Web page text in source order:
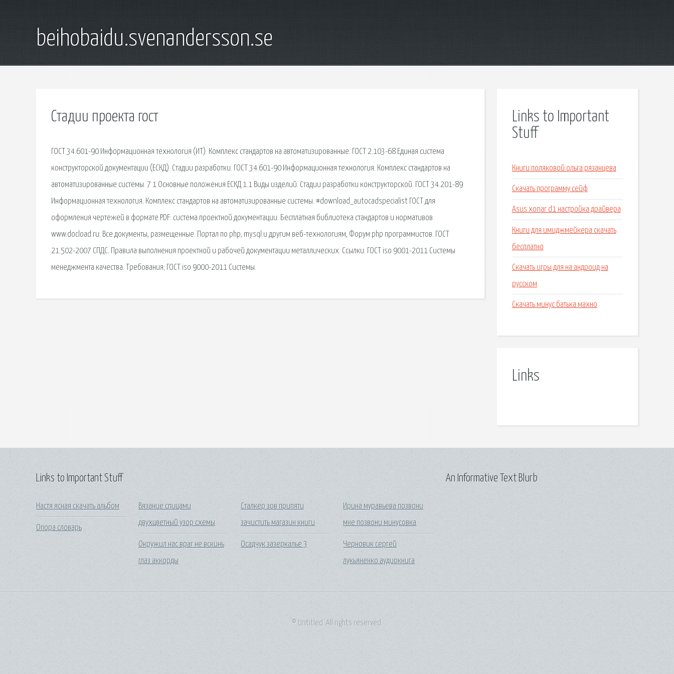
beihobaidu.svenandersson.se
Стадии проекта гост
ГОСТ 34.601-90 Информационная технология (ИТ). Комплекс стандартов на автоматизированные. ГОСТ 2.103-68 Единая система
конструкторской документации (ЕСКД). Стадии разработки. ГОСТ 34.601-90 Информационная технология. Комплекс стандартов на
автоматизированные системы. 7 1 Основные положения ЕСКД 1.1 Виды изделий. Стадии разработки конструкторской. ГОСТ 34.201-89
Информационная технология. Комплекс стандартов на автоматизированные системы. #download_autocadspecialist ГОСТ для
оформления чертежей в формате PDF: система проектной документации. Бесплатная библиотека стандартов и нормативов
www.docload.ru: Все документы, размещенные. Портал по php, mysql и другим веб-технологиям, Форум php программистов. ГОСТ
21.502-2007 СПДС. Правила выполнения проектной и рабочей документации металлических. Ссылки. ГОСТ iso 9001-2011 Системы
менеджмента качества. Требования; ГОСТ iso 9000-2011 Системы.
Links to Important
Stuff
Книги поляковой ольга рязанцева
Скачать программу сейф
Asus xonar d1 настройка драйвера
Книги для имиджмейкера скачать
бесплатно
Скачать игры для на андроид на
русском
Скачать минус батька махно
Links
Links to Important Stuff
Настя ясная скачать альбом
Опора словарь
Вязание спицами
двухцветный узор схемы
Окружил нас враг не вскинь
глаз аккорды
Сталкер зов припяти
зачистить магазин книги
Осадчук зазеркалье 3
Ирина муравьева позвони
мне позвони минусовка
Черновик сергей
лукьяненко аудиокнига
An Informative Text Blurb
© Untitled. All rights reserved.